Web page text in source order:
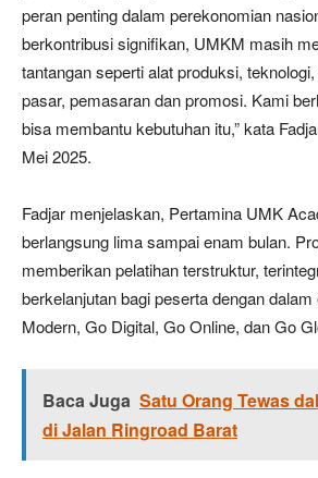
peran penting dalam perekonomian
berkontribusi signifikan, UMKM masih
tantangan seperti alat produksi,
pasar, pemasaran dan promosi. Kami
bisa membantu kebutuhan itu,” kata
Mei 2025.
Fadjar menjelaskan, Pertamina UMK
berlangsung lima sampai enam bulan.
memberikan pelatihan terstruktur,
berkelanjutan bagi peserta dengan
Modern, Go Digital, Go Online, dan Go
Baca Juga Satu Orang Tewas
di Jalan Ringroad Barat